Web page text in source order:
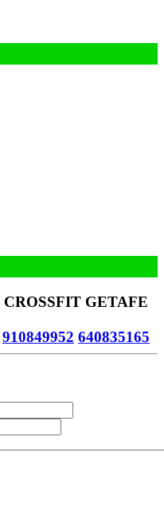
CROSSFIT GETAFE
910849952 640835165